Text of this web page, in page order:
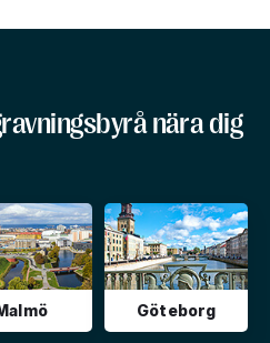
nära dig
Göteborg